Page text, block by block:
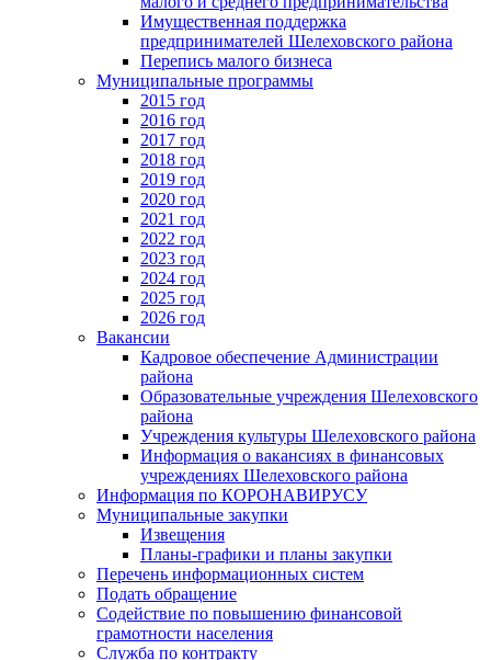
Имущественная поддержка
предпринимателей Шелеховского района
Перепись малого бизнеса
Муниципальные программы
2015 год
2016 год
2017 год
2018 год
2019 год
2020 год
2021 год
2022 год
2023 год
2024 год
2025 год
2026 год
Вакансии
Кадровое обеспечение Администрации
района
Образовательные учреждения Шелеховского
района
Учреждения культуры Шелеховского района
Информация о вакансиях в финансовых
учреждениях Шелеховского района
Информация по КОРОНАВИРУСУ
Муниципальные закупки
Извещения
Планы-графики и планы закупки
Перечень информационных систем
Подать обращение
Содействие по повышению финансовой
грамотности населения
Служба по контракту